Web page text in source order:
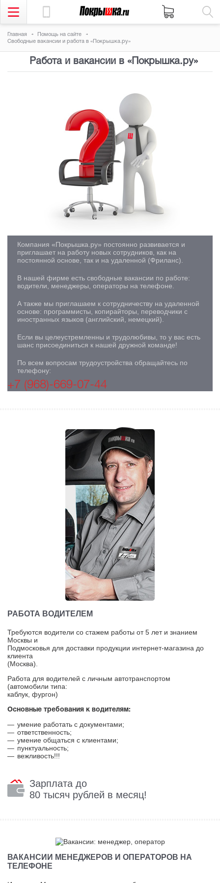
Главная
Помощь на сайте
Свободные вакансии и работа в «Покрышка.ру»
Работа и вакансии в «Покрышка.ру»
Компания «Покрышка.ру» постоянно развивается и
приглашает на работу новых сотрудников, как на
постоянной основе, так и на удаленной (Фриланс).
В нашей фирме есть свободные вакансии по работе:
водители, менеджеры, операторы на телефоне.
А также мы приглашаем к сотрудничеству на удаленной
основе: программисты, копирайторы, переводчики с
иностранных языков (английский, немецкий).
Если вы целеустремленны и трудолюбивы, то у вас есть
шанс присоединиться к нашей дружной команде!
По всем вопросам трудоустройства обращайтесь по
телефону:
+7 (968)-669-07-44
РАБОТА ВОДИТЕЛЕМ
Требуются водители со стажем работы от 5 лет и знанием
Москвы и
Подмосковья для доставки продукции интернет-магазина до
клиента
(Москва).
Работа для водителей с личным автотранспортом
(автомобили типа:
каблук, фургон)
Основные требования к водителям:
умение работать с документами;
ответственность;
умение общаться с клиентами;
пунктуальность;
вежливость!!!
Зарплата до
80 тысяч рублей в месяц!
ВАКАНСИИ МЕНЕДЖЕРОВ И ОПЕРАТОРОВ НА
ТЕЛЕФОНЕ